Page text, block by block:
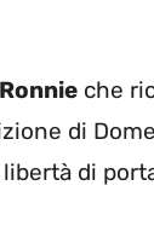
che
di
di